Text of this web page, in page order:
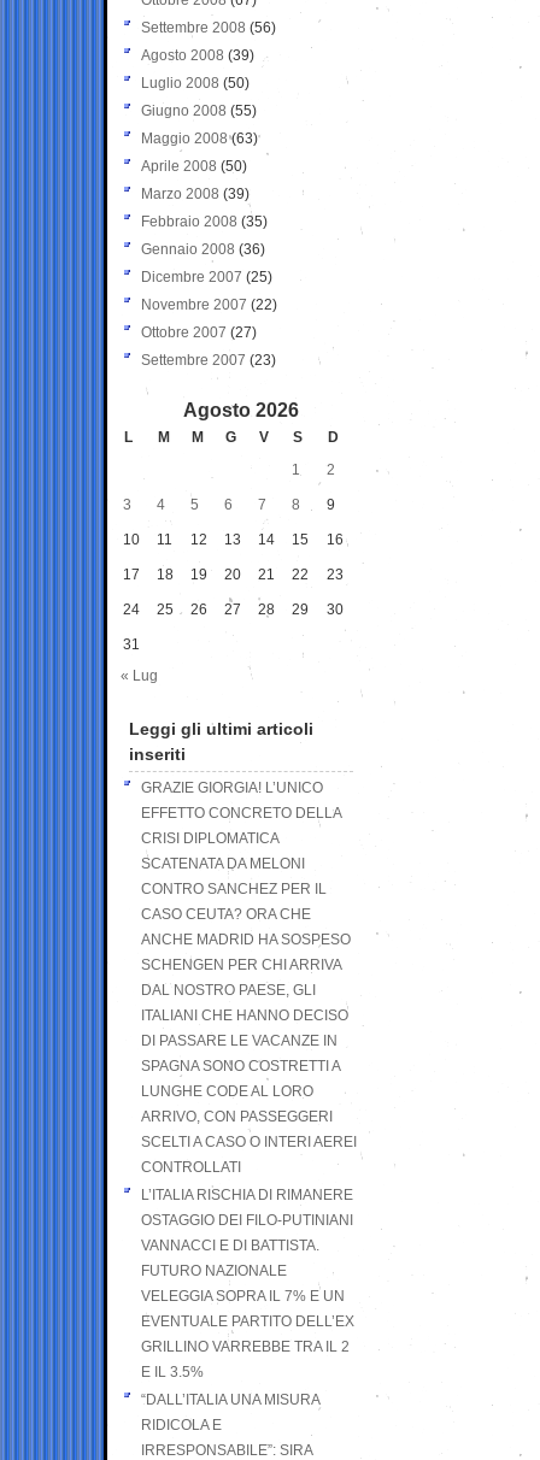
Settembre 2008 (56)
Agosto 2008 (39)
Luglio 2008 (50)
Giugno 2008 (55)
Maggio 2008(63)
Aprile 2008 (50)
Marzo 2008 (39)
Febbraio 2008 (35)
Gennaio 2008 (36)
Dicembre 2007 (25)
Novembre 2007 (22)
Ottobre 2007 (27)
Settembre 2007 (23)
Agosto 2026
L M M G V S
D
1
2
3 4 5 6 7 8 9
10 11 12 13 14 15 16
17 18 19 20 21 22 23
24 25 26 27 28 29 30
31
« Lug
Leggi gli ultimi articoli
inseriti
GRAZIE GIORGIA! L’UNICO
EFFETTO CONCRETO DELLA
CRISI DIPLOMATICA
SCATENATA DA MELONI
CONTRO SANCHEZ PER IL
CASO CEUTA? ORA CHE
ANCHE MADRID HA SOSPESO
SCHENGEN PER CHI ARRIVA
DAL NOSTRO PAESE, GLI
ITALIANI CHE HANNO DECISO
DI PASSARE LE VACANZE IN
SPAGNA SONO COSTRETTI A
LUNGHE CODE AL LORO
ARRIVO, CON PASSEGGERI
SCELTI A CASO O INTERI AEREI
CONTROLLATI
L’ITALIA RISCHIA DI RIMANERE
OSTAGGIO DEI FILO-PUTINIANI
VANNACCI E DI BATTISTA.
FUTURO NAZIONALE
VELEGGIA SOPRA IL 7% E UN
EVENTUALE PARTITO DELL’EX
GRILLINO VARREBBE TRA IL 2
E IL 3.5%
“DALL’ITALIA UNA MISURA
RIDICOLA E
IRRESPONSABILE”: SIRA